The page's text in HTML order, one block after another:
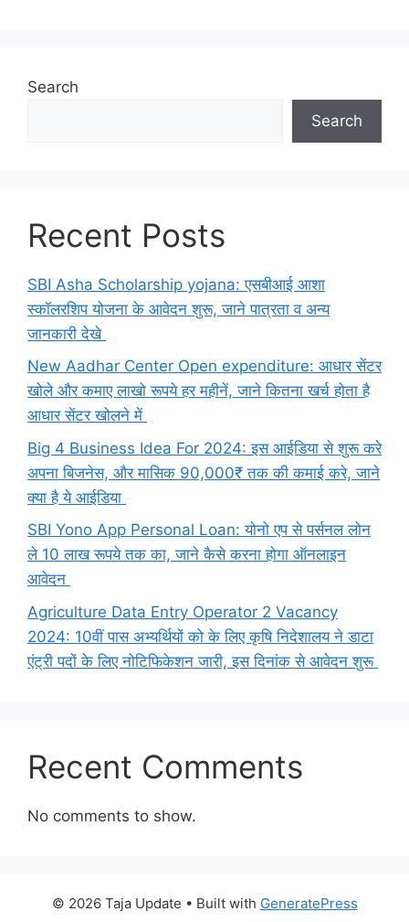
Search
Search
Recent Posts
SBI Asha Scholarship yojana: एसबीआई आशा
स्कॉलरशिप योजना के आवेदन शुरू, जाने पात्रता व अन्य
जानकारी देखे
New Aadhar Center Open expenditure: आधार सेंटर
खोले और कमाए लाखो रूपये हर महीनें, जाने कितना खर्च होता है
आधार सेंटर खोलने में
Big 4 Business Idea For 2024: इस आईडिया से शुरू करे
अपना बिजनेस, और मासिक 90,000₹ तक की कमाई करे, जाने
क्या है ये आईडिया
SBI Yono App Personal Loan: योनो एप से पर्सनल लोन
ले 10 लाख रूपये तक का, जाने कैसे करना होगा ऑनलाइन
आवेदन
Agriculture Data Entry Operator 2 Vacancy
2024: 10वीं पास अभ्यर्थियों को के लिए कृषि निदेशालय ने डाटा
एंट्री पदों के लिए नोटिफिकेशन जारी, इस दिनांक से आवेदन शुरू
Recent Comments
No comments to show.
© 2026 Taja Update • Built with GeneratePress